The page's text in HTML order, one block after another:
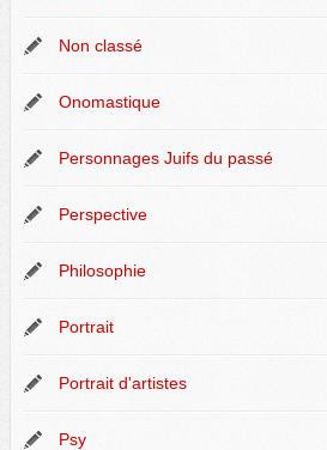
Non classé
Onomastique
Personnages Juifs du passé
Perspective
Philosophie
Portrait
Portrait d'artistes
Psy